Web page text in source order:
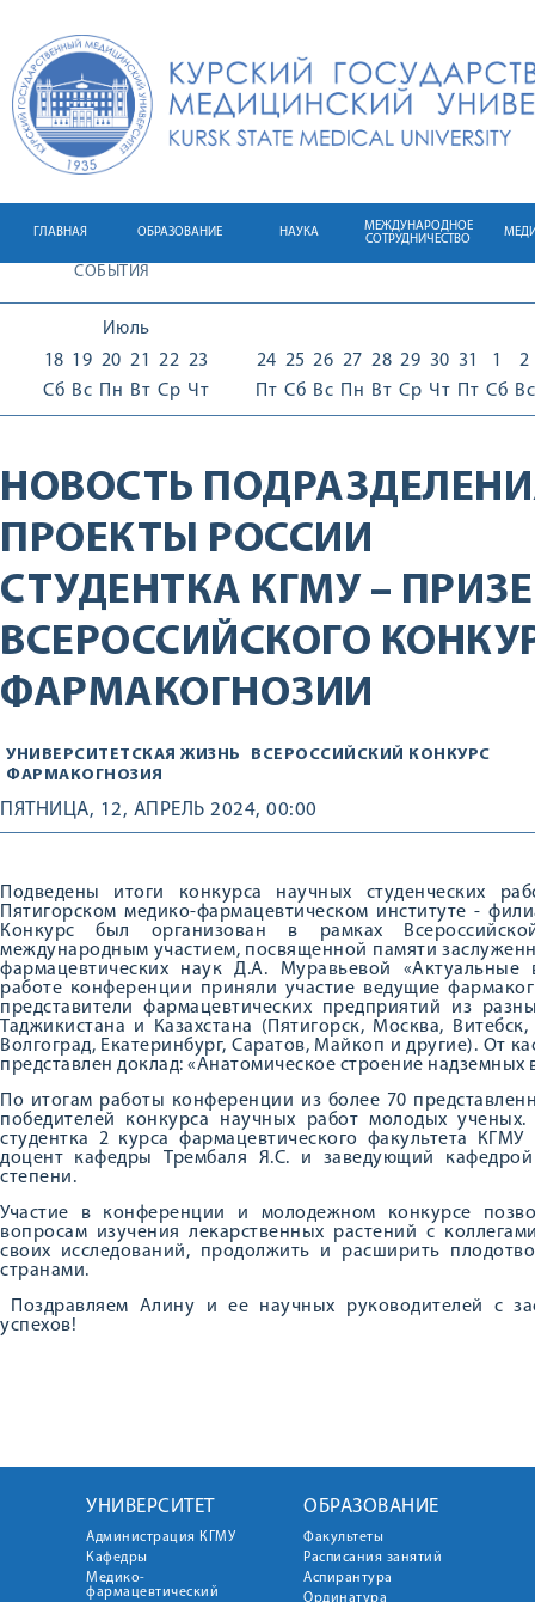
ГЛАВНАЯ ОБРАЗОВАНИЕ НАУКА
МЕЖДУНАРОДНОЕ
СОТРУДНИЧЕСТВО
СОБЫТИЯ
Июль
18
Сб
19
Вс
20
Пн
21
Вт
22
Ср
23
Чт
24
Пт
25
Сб
26
Вс
27
Пн
28
Вт
29
Ср
30
Чт
31
Пт
1
Сб
2
Вс
НОВОСТЬ
ПРОЕКТЫ РОССИИ
СТУДЕНТКА КГМУ –
ВСЕРОССИЙСКОГО
ФАРМАКОГНОЗИИ
УНИВЕРСИТЕТСКАЯ ЖИЗНЬ
ВСЕРОССИЙСКИЙ КОНКУРС
ФАРМАКОГНОЗИЯ
ПЯТНИЦА, 12, АПРЕЛЬ 2024, 00:00
Подведены итоги конкурса научных студенческих
Пятигорском медико-фармацевтическом институте -
Конкурс был организован в рамках
международным участием, посвященной памяти
фармацевтических наук Д.А. Муравьевой
работе конференции приняли участие ведущие
представители фармацевтических предприятий из
Таджикистана и Казахстана (Пятигорск, Москва,
Волгоград, Екатеринбург, Саратов, Майкоп и другие). От
представлен доклад: «Анатомическое строение надземных
По итогам работы конференции из более 70
победителей конкурса научных работ молодых
студентка 2 курса фармацевтического факультета
доцент кафедры Трембаля Я.С. и заведующий
степени.
Участие в конференции и молодежном конкурсе
вопросам изучения лекарственных растений с
своих исследований, продолжить и расширить
странами.
Поздравляем Алину и ее научных руководителей с
успехов!
УНИВЕРСИТЕТ
Администрация КГМУ
Кафедры
Медико-
фармацевтический
ОБРАЗОВАНИЕ
Факультеты
Расписания занятий
Аспирантура
Ординатура